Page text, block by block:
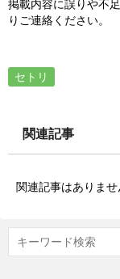
掲載内容に誤りや不
りご連絡ください。
セトリ
関連記事
関連記事はありま